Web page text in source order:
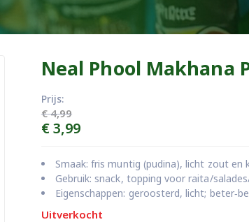
Neal Phool Makhana
Prijs:
€4,99
Oorspronkelijke
was:
€ 4,99.
€3,99Huidige
is:
€ 3,99.
Smaak: fris muntig (pudina), licht zout en
Gebruik: snack, topping voor raita/
Eigenschappen: geroosterd, licht;
Uitverkocht